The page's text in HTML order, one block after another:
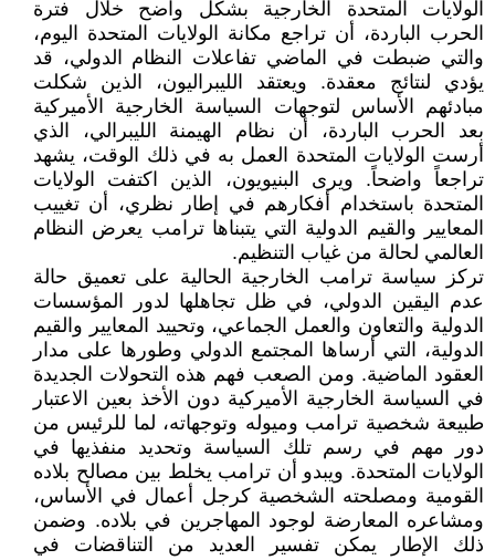
الولايات المتحدة الخارجية بشكل واضح خلال فترة
الحرب الباردة، أن تراجع مكانة الولايات المتحدة اليوم،
والتي ضبطت في الماضي تفاعلات النظام الدولي، قد
يؤدي لنتائج معقدة. ويعتقد الليبراليون، الذين شكلت
مبادئهم الأساس لتوجهات السياسة الخارجية الأميركية
بعد الحرب الباردة، أن نظام الهيمنة الليبرالي، الذي
أرست الولايات المتحدة العمل به في ذلك الوقت، يشهد
تراجعاً واضحاً. ويرى البنيويون، الذين اكتفت الولايات
المتحدة باستخدام أفكارهم في إطار نظري، أن تغييب
المعايير والقيم الدولية التي يتبناها ترامب يعرض النظام
العالمي لحالة من غياب التنظيم.
تركز سياسة ترامب الخارجية الحالية على تعميق حالة
عدم اليقين الدولي، في ظل تجاهلها لدور المؤسسات
الدولية والتعاون والعمل الجماعي، وتحييد المعايير والقيم
الدولية، التي أرساها المجتمع الدولي وطورها على مدار
العقود الماضية. ومن الصعب فهم هذه التحولات الجديدة
في السياسة الخارجية الأميركية دون الأخذ بعين الاعتبار
طبيعة شخصية ترامب وميوله وتوجهاته، لما للرئيس من
دور مهم في رسم تلك السياسة وتحديد منفذيها في
الولايات المتحدة. ويبدو أن ترامب يخلط بين مصالح بلاده
القومية ومصلحته الشخصية كرجل أعمال في الأساس،
ومشاعره المعارضة لوجود المهاجرين في بلاده. وضمن
ذلك الإطار يمكن تفسير العديد من التناقضات في